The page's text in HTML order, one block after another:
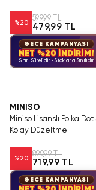
%20
599,99 TL
479,99 TL
GECE KAMPANYASI
NET %20 İNDİRİM!
Sınırlı Sürelidir • Stoklarla Sınırlıdır
MINISO
Miniso Lisanslı Polka
Kolay Düzeltme
%20
899,99 TL
719,99 TL
GECE KAMPANYASI